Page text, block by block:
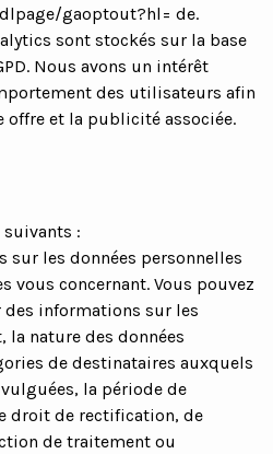
gaoptout?hl= de.
sont stockés sur la base
Nous avons un intérêt
des utilisateurs afin
et la publicité associée.
:
sur les données personnelles
vous concernant. Vous pouvez
informations sur les
nature des données
de destinataires auxquels
la période de
droit de rectification, de
de traitement ou